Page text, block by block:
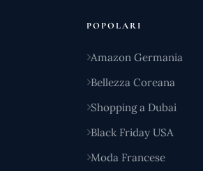
POPOLARI
Amazon Germania
Bellezza Coreana
Shopping a Dubai
Black Friday USA
Moda Francese